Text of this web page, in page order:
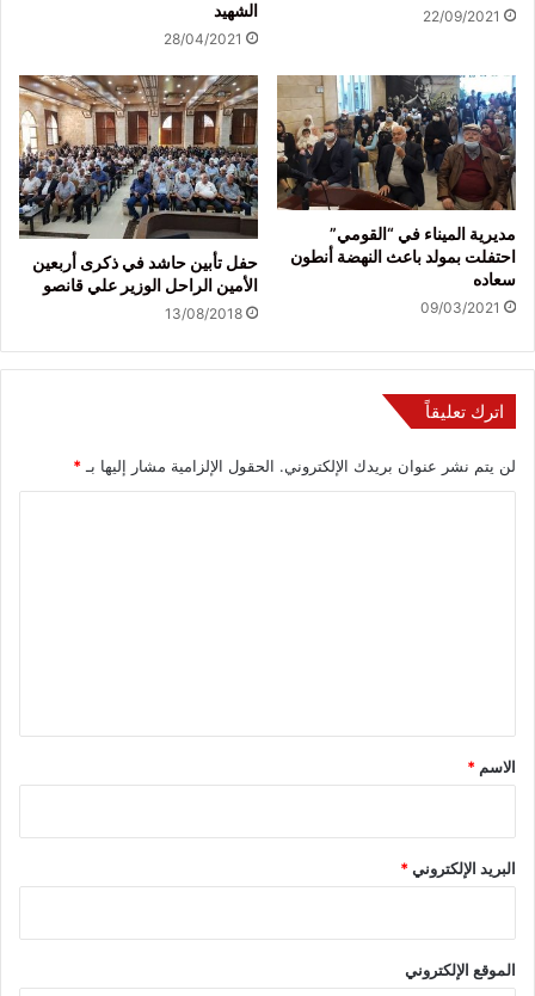
22/09/2021 الشهيد
28/04/2021
مديرية الميناء في “القومي”
احتفلت بمولد باعث النهضة أنطون
سعاده
09/03/2021
حفل تأبين حاشد في ذكرى أربعين
الأمين الراحل الوزير علي قانصو
13/08/2018
اترك تعليقاً
لن يتم نشر عنوان بريدك الإلكتروني. الحقول الإلزامية مشار إليها بـ*
*
الاسم *
البريد الإلكتروني*
الموقع الإلكتروني